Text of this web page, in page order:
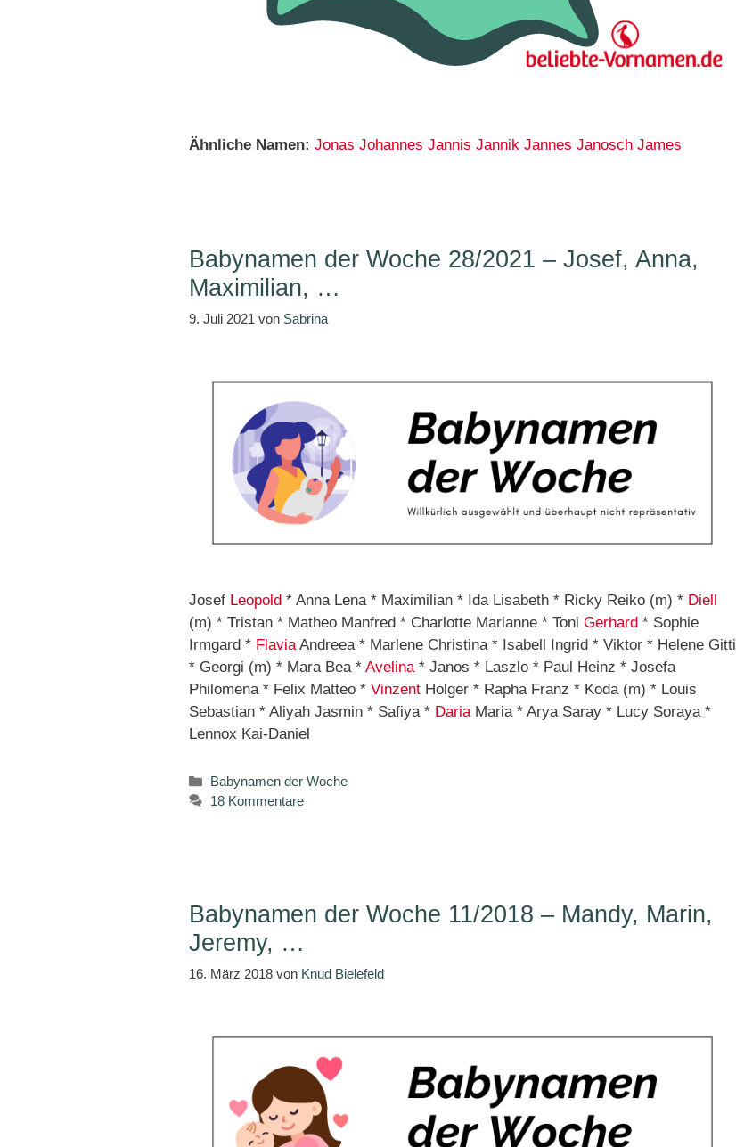
Ähnliche Namen: Jonas Johannes Jannis Jannik Jannes Janosch James
Babynamen der Woche 28/2021 – Josef, Anna,
Maximilian, …
9. Juli 2021 von Sabrina
Josef Leopold * Anna Lena * Maximilian * Ida Lisabeth * Ricky Reiko (m) * Diell
(m) * Tristan * Matheo Manfred * Charlotte Marianne * Toni Gerhard * Sophie
Irmgard * FlaviaAndreea * Marlene Christina * Isabell Ingrid * Viktor * Helene Gitti
* Georgi (m) * Mara Bea * Avelina* Janos * Laszlo * Paul Heinz * Josefa
Philomena * Felix Matteo * Vinzent Holger * Rapha Franz * Koda (m) * Louis
Sebastian * Aliyah Jasmin * Safiya * DariaMaria * Arya Saray * Lucy Soraya *
Lennox Kai-Daniel
Kategorien
Babynamen der Woche
18 Kommentare
Babynamen der Woche 11/2018 – Mandy, Marin,
Jeremy, …
16. März 2018 von Knud Bielefeld